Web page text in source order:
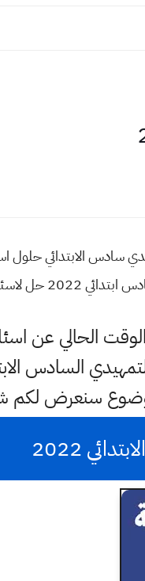
التربية الاسلامية تمهيدي سادس
الحالي عن
سنعرض لكم
2022